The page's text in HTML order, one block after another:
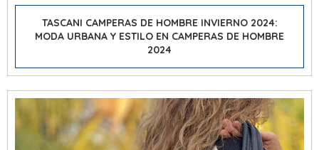
TASCANI CAMPERAS DE HOMBRE INVIERNO 2024:
MODA URBANA Y ESTILO EN CAMPERAS DE HOMBRE
2024